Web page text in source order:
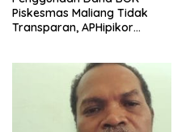
Piskesmas Maliang Tidak
Transparan, APHipikor